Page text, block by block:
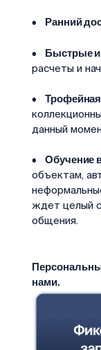
• Ранний
• Быстрые и
расчеты и
• Трофейная
данный
• Обучение
объектам,
ждет целый
общения.
нами.